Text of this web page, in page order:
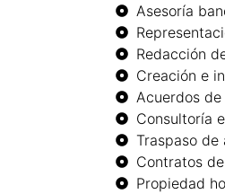
Asesoría
Redacción
Creación e
Acuerdos
Consultoría
Traspaso de
Contratos
Propiedad